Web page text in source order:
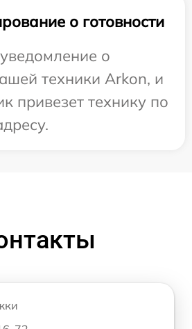
о готовности
о
техники Arkon, и
привезет технику по